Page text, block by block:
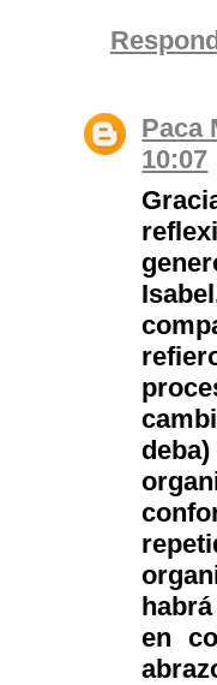
Paca
10:07
en